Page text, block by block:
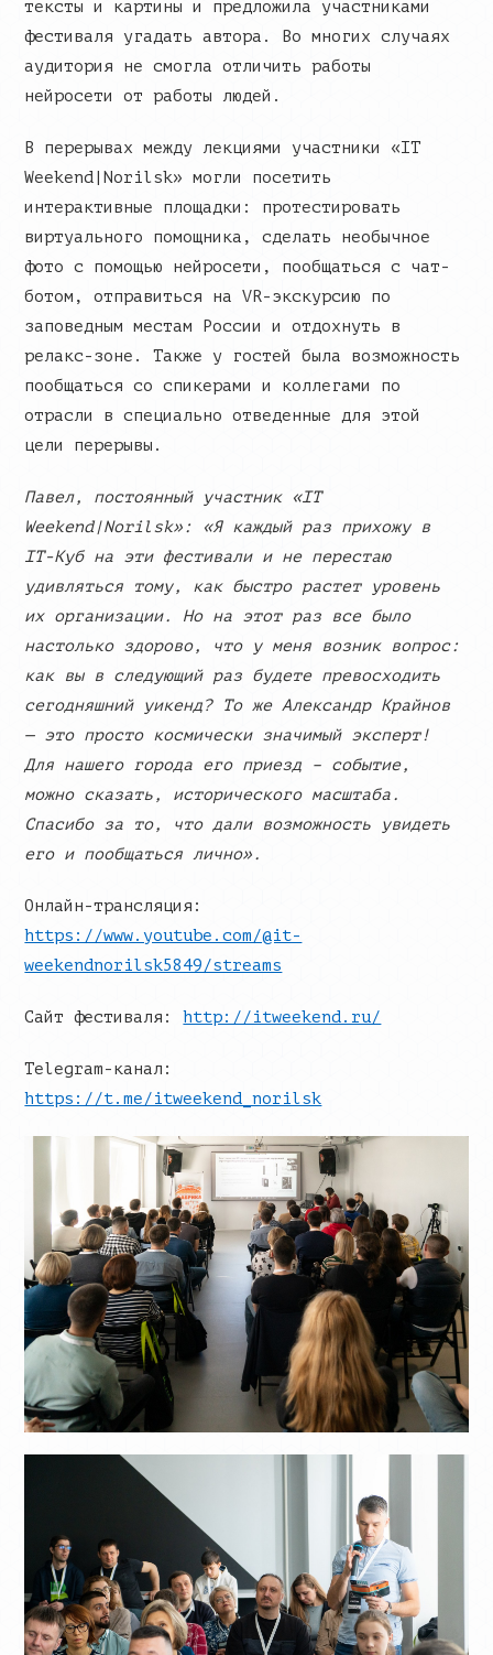
тексты и картины и предложила участниками
фестиваля угадать автора. Во многих случаях
аудитория не смогла отличить работы
нейросети от работы людей.
В перерывах между лекциями участники «IT
Weekend|Norilsk» могли посетить
интерактивные площадки: протестировать
виртуального помощника, сделать необычное
фото с помощью нейросети, пообщаться с чат-
ботом, отправиться на VR-экскурсию по
заповедным местам России и отдохнуть в
релакс-зоне. Также у гостей была возможность
пообщаться со спикерами и коллегами по
отрасли в специально отведенные для этой
цели перерывы.
Павел, постоянный участник «IT
Weekend|Norilsk»: «Я каждый раз прихожу в
IT-Куб на эти фестивали и не перестаю
удивляться тому, как быстро растет уровень
их организации. Но на этот раз все было
настолько здорово, что у меня возник вопрос:
как вы в следующий раз будете превосходить
сегодняшний уикенд? То же Александр Крайнов
— это просто космически значимый эксперт!
Для нашего города его приезд – событие,
можно сказать, исторического масштаба.
Спасибо за то, что дали возможность увидеть
его и пообщаться лично».
Онлайн-трансляция:
https://www.youtube.com/@it-
weekendnorilsk5849/streams
Сайт фестиваля:http://itweekend.ru/
Telegram-канал:
https://t.me/itweekend_norilsk